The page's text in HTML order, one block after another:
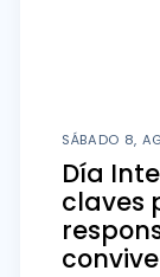
SÁBADO 8,
Día
claves